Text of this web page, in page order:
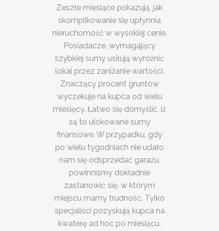
Zeszłe miesiące pokazują, jak
skomplikowanie się upłynnia
nieruchomość w wysokiej cenie.
Posiadacze, wymagający
szybkiej sumy usiłują wyróżnić
lokal przez zaniżanie wartości.
Znaczący procent gruntów
wyczekuje na kupca od wielu
miesięcy. Łatwo się domyślić, iż
są to ulokowane sumy
finansowe. W przypadku, gdy
po wielu tygodniach nie udało
nam się odsprzedać garażu,
powinniśmy dokładnie
zastanowić się, w którym
miejscu mamy trudność. Tylko
specjaliści pozyskują kupca na
kwaterę ad hoc po miesiącu.